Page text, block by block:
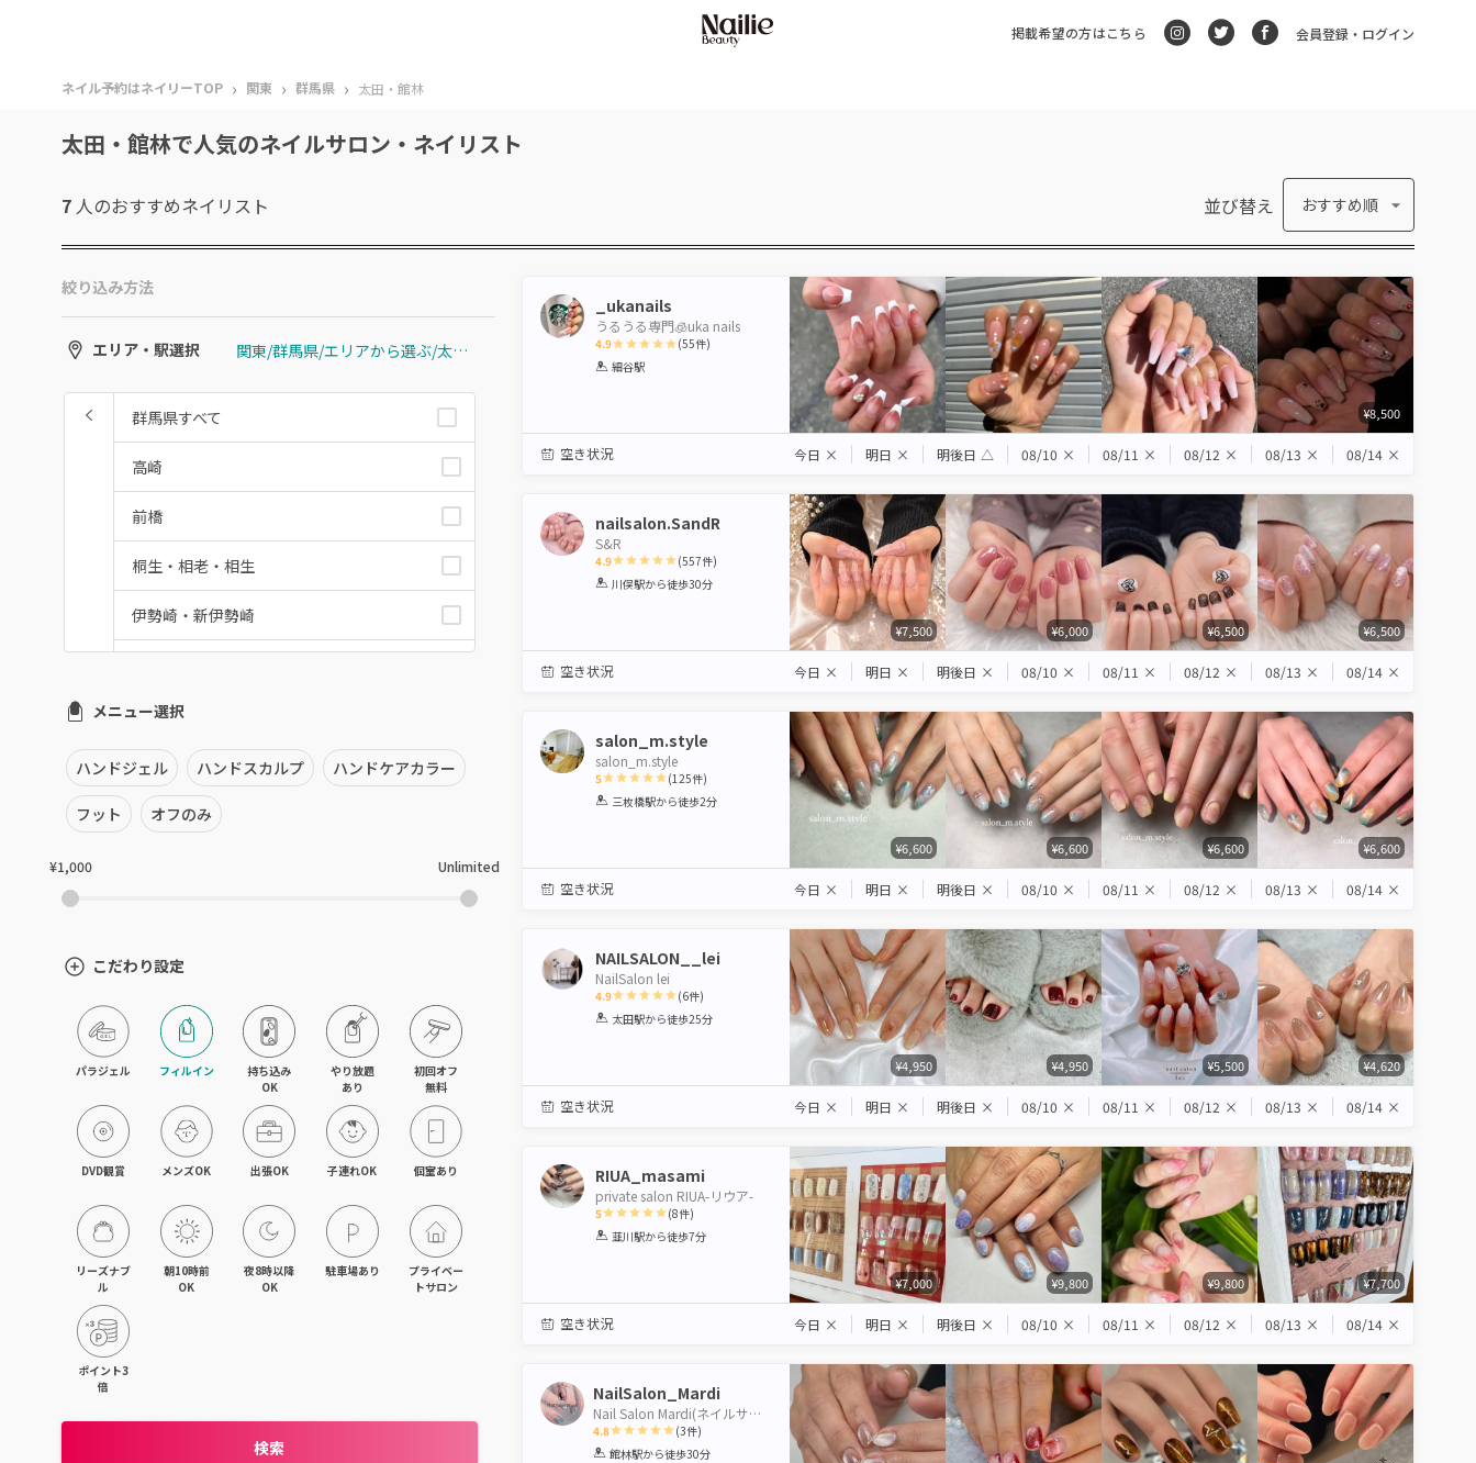
掲載希望の方はこちら 会員登録・ログイン
ネイル予約はネイリーTOP › 関東 › 群馬県 › 太田・館林
太田・館林で人気のネイルサロン・ネイリスト
7 人のおすすめネイリスト 並び替え おすすめ順
絞り込み方法
エリア・駅選択 関東/群馬県/エリアから選ぶ/太田・館林
群馬県すべて
高崎
前橋
桐生・相老・相生
伊勢崎・新伊勢崎
富岡・藤岡・安中
渋川・沼田店・みなかみ
群馬県その他
メニュー選択
ハンドジェル ハンドスカルプ ハンドケアカラー
フット オフのみ
¥1,000 Unlimited
こだわり設定
パラジェル フィルイン
持ち込み
OK
やり放題
あり
初回オフ
無料
DVD観賞 メンズOK 出張OK 子連れOK 個室あり
リーズナブ
ル
朝10時前
OK
夜8時以降
OK
駐車場あり
プライベー
トサロン
ポイント3
倍
検索
_ukanails
うるうる専門🧊uka nails
4.9
1 2 3
(55件)
細谷駅
¥8,500
空き状況 今日 × 明日 × 明後日 △ 08/10 × 08/11 × 08/12 × 08/13 × 08/14 ×
nailsalon.SandR
S&R
4.9
1 2 3 4 5
(557件)
川俣駅から徒歩30分
¥7,500 ¥6,000 ¥6,500 ¥6,500
空き状況 今日 × 明日 × 明後日 × 08/10 × 08/11 × 08/12 × 08/13 × 08/14 ×
salon_m.style
salon_m.style
5
1 2 3 4 5
(125件)
三枚橋駅から徒歩2分
¥6,600 ¥6,600 ¥6,600 ¥6,600
空き状況 今日 × 明日 × 明後日 × 08/10 × 08/11 × 08/12 × 08/13 × 08/14 ×
NAILSALON__lei
NailSalon lei
4.9
1 2 3 4 5
(6件)
太田駅から徒歩25分
¥4,950 ¥4,950 ¥5,500 ¥4,620
空き状況 今日 × 明日 × 明後日 × 08/10 × 08/11 × 08/12 × 08/13 × 08/14 ×
RIUA_masami
private salon RIUA-リウア-
5
1 2 3 4 5
(8件)
韮川駅から徒歩7分
¥7,000 ¥9,800 ¥9,800 ¥7,700
空き状況 今日 × 明日 × 明後日 × 08/10 × 08/11 × 08/12 × 08/13 × 08/14 ×
NailSalon_Mardi
Nail Salon Mardi(ネイルサロンマルディ)
4.8
1 2 3 4 5
(3件)
館林駅から徒歩30分